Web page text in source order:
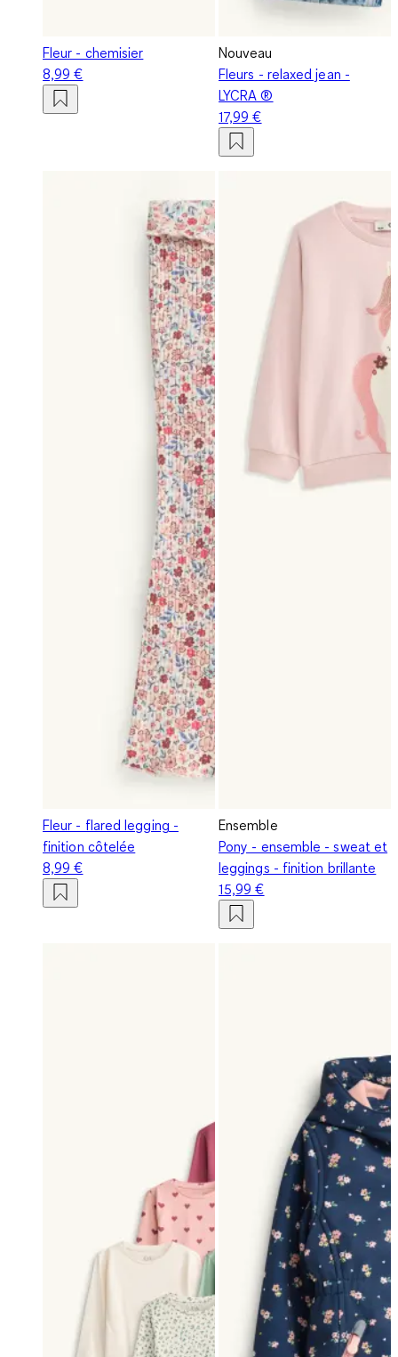
Fleur - chemisier
8,99 €
Nouveau
Fleurs - relaxed jean -
LYCRA ®
17,99 €
Fleur - flared legging -
finition côtelée
8,99 €
Ensemble
Pony - ensemble - sweat et
leggings - finition brillante
15,99 €